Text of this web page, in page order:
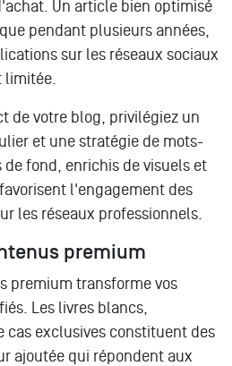
Un article bien optimisé
pendant plusieurs années,
sur les réseaux sociaux
limitée.
de votre blog, privilégiez un
et une stratégie de mots-
fond, enrichis de visuels et
l'engagement des
les réseaux professionnels.
premium
premium transforme vos
Les livres blancs,
cas exclusives constituent des
ajoutée qui répondent aux